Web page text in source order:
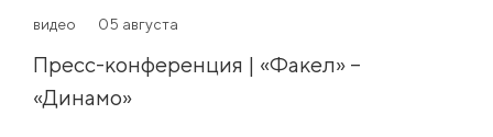
видео 05 августа
Пресс-конференция | «Факел» –
«Динамо»